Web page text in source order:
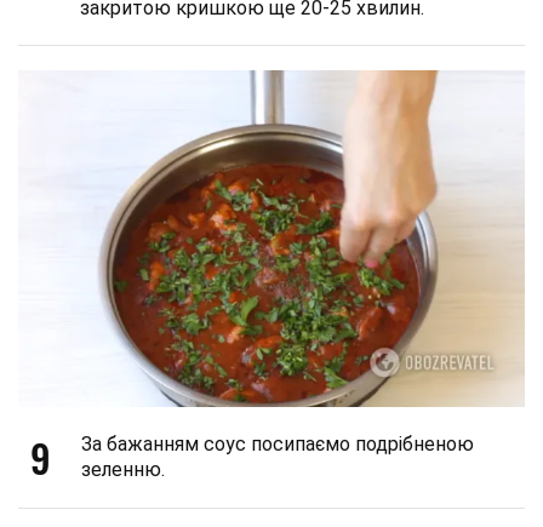
закритою кришкою ще 20-25 хвилин.
9
За бажанням соус посипаємо подрібненою
зеленню.